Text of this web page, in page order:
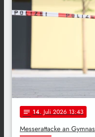
notes 14. Juli 2026 13:43
Messerattacke an